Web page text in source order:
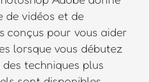
de vidéos et de
conçus pour vous aider
lorsque vous débutez
techniques plus